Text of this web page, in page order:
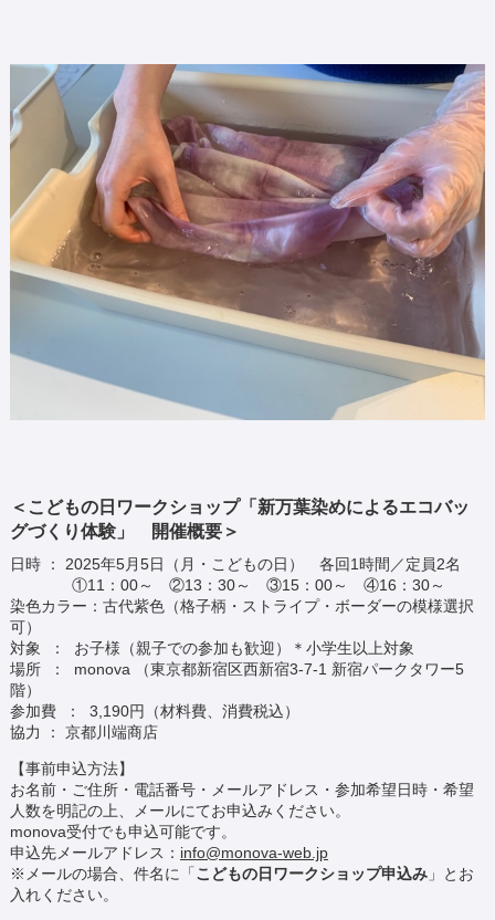
＜こどもの日ワークショップ「新万葉染めによるエコバッ
グづくり体験」 開催概要＞
日時 ： 2025年5月5日（月・こどもの日） 各回1時間／定員2名
①11：00～ ②13：30～ ③15：00～ ④16：30～
染色カラー：古代紫色（格子柄・ストライプ・ボーダーの模様選択
可）
対象 ： お子様（親子での参加も歓迎）＊小学生以上対象
場所 ： monova （東京都新宿区西新宿3-7-1 新宿パークタワー5
階）
参加費 ： 3,190円（材料費、消費税込）
協力 ： 京都川端商店
【事前申込方法】
お名前・ご住所・電話番号・メールアドレス・参加希望日時・希望
人数を明記の上、メールにてお申込みください。
monova受付でも申込可能です。
申込先メールアドレス： info@monova-web.jp
※メールの場合、件名に「こどもの日ワークショップ申込み」とお
入れください。